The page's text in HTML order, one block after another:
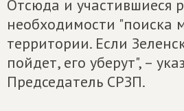
Отсюда и участившиеся
необходимости "поиска
территории. Если
пойдет, его уберут", –
Председатель СРЗП.